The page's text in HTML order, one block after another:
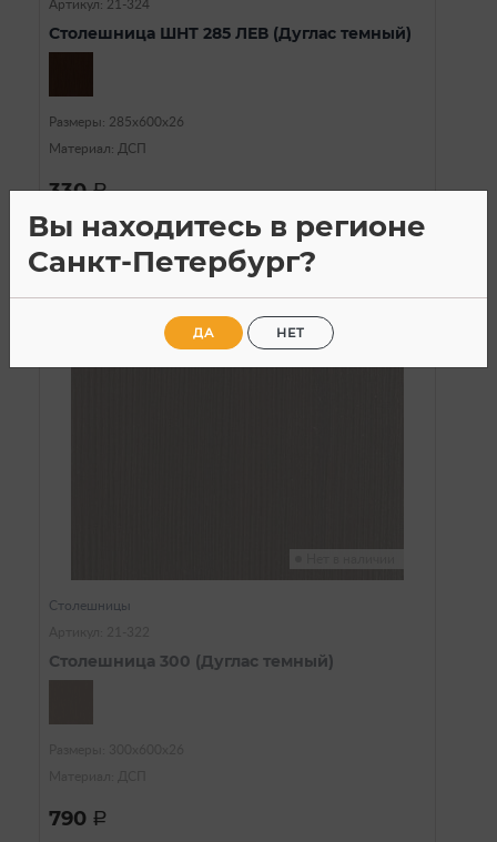
Артикул: 21-324
Столешница ШНТ 285 ЛЕВ (Дуглас темный)
Размеры: 285х600х26
Материал: ДСП
330a
Столешницы
Столешница 300 (Дуглас темный)
790 a
Вы находитесь в регионе
Санкт-Петербург?
ДА НЕТ